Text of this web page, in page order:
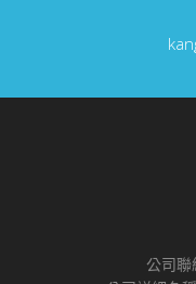
公司